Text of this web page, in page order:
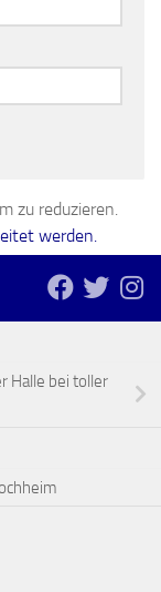
zu reduzieren.
werden.
Halle bei toller